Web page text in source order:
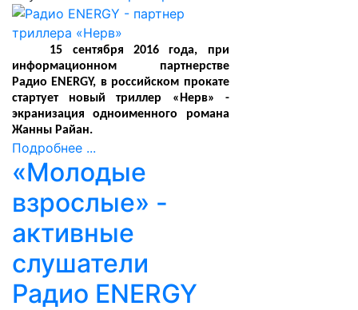
15 сентября 2016 года, при
информационном партнерстве
Радио ENERGY, в российском прокате
стартует новый триллер «Нерв» -
экранизация одноименного романа
Жанны Райан.
Подробнее ...
«Молодые
взрослые» -
активные
слушатели
Радио ENERGY